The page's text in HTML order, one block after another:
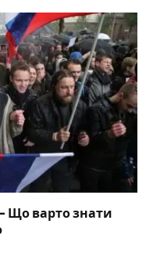
– Що варто знати